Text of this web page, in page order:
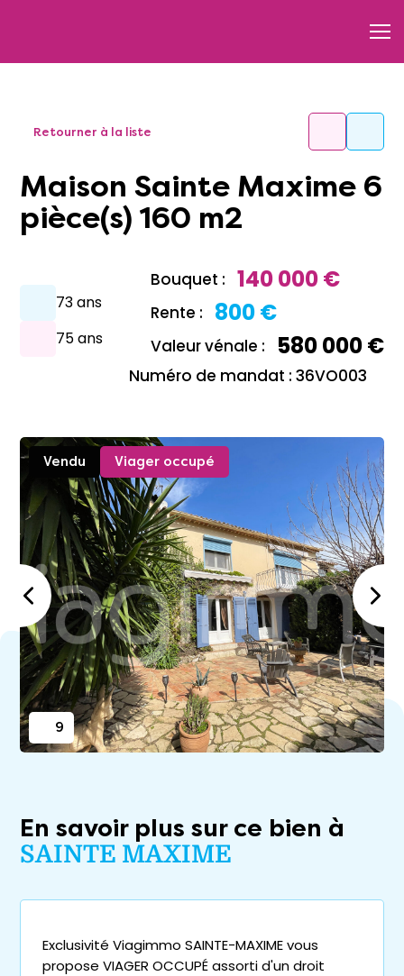
Retourner à la liste
Maison Sainte Maxime 6
pièce(s) 160 m2
73 ans
75 ans
Bouquet : 140 000 €
Rente : 800 €
Valeur vénale : 580 000 €
Numéro de mandat : 36VO003
Vendu Viager occupé
9
En savoir plus sur ce bien à
SAINTE MAXIME
Exclusivité Viagimmo SAINTE-MAXIME vous
propose VIAGER OCCUPÉ assorti d'un droit